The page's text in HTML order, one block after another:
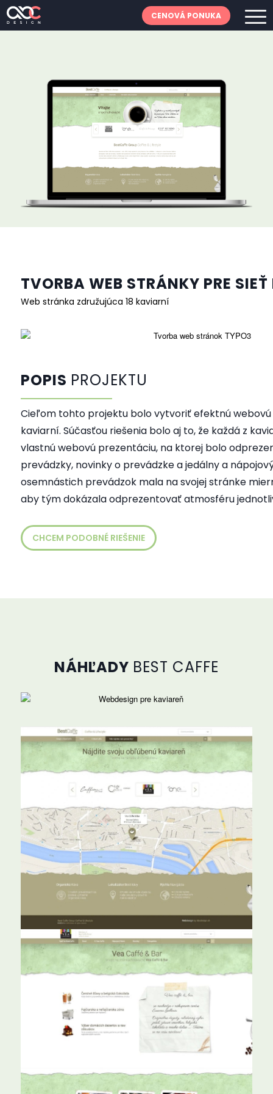
CENOVÁ PONUKA
TVORBA WEB STRÁNKY PRE
Web stránka združujúca 18 kaviarní
POPIS PROJEKTU
Cieľom tohto projektu bolo vytvoriť efektnú
kaviarní. Súčasťou riešenia bolo aj to, že každá z
vlastnú webovú prezentáciu, na ktorej bolo
prevádzky, novinky o prevádzke a jedálny a
osemnástich prevádzok mala na svojej stránke
aby tým dokázala odprezentovať atmosféru
CHCEM PODOBNÉ RIEŠENIE
NÁHĽADY BEST CAFFE